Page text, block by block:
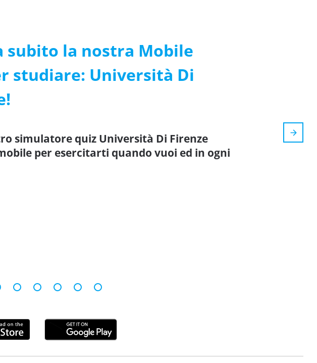
subito la nostra Mobile
studiare: Università Di
simulatore quiz Università Di Firenze
per esercitarti quando vuoi ed in ogni